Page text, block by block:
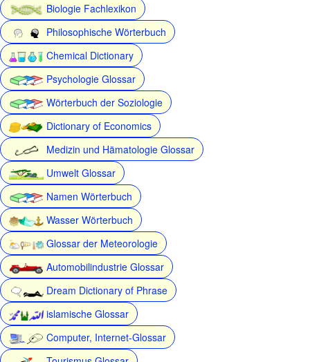
Biologie Fachlexikon
Philosophische Wörterbuch
Chemical Dictionary
Psychologie Glossar
Wörterbuch der Soziologie
Dictionary of Economics
Medizin und Hämatologie Glossar
Umwelt Glossar
Namen Wörterbuch
Wasser Wörterbuch
Glossar der Meteorologie
Automobilindustrie Glossar
Dream Dictionary of Phrase
islamische Glossar
Computer, Internet-Glossar